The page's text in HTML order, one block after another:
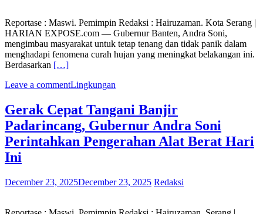
Reportase : Maswi. Pemimpin Redaksi : Hairuzaman. Kota Serang |
HARIAN EXPOSE.com — Gubernur Banten, Andra Soni,
mengimbau masyarakat untuk tetap tenang dan tidak panik dalam
menghadapi fenomena curah hujan yang meningkat belakangan ini.
Berdasarkan […]
Leave a commentLingkungan
​Gerak Cepat Tangani Banjir
Padarincang, Gubernur Andra Soni
Perintahkan Pengerahan Alat Berat Hari
Ini
December 23, 2025December 23, 2025 Redaksi